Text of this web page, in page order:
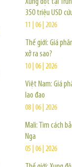
350 triệu USD
11 | 06 | 2026
Thế giới: Giá
xở ra sao?
10 | 06 | 2026
Việt Nam: Giá
lao đao
08 | 06 | 2026
Mali: Tìm cách
Nga
05 | 06 | 2026